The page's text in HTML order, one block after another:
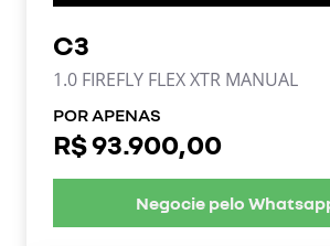
C3
1.0 FIREFLY FLEX XTR MANUAL
POR APENAS
R$ 93.900,00
Negocie pelo